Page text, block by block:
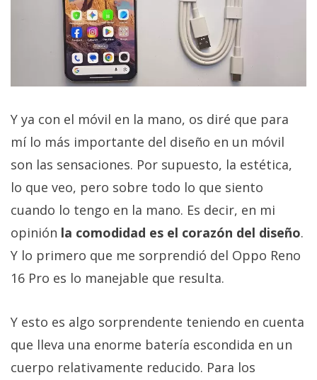
Y ya con el móvil en la mano, os diré que para
mí lo más importante del diseño en un móvil
son las sensaciones. Por supuesto, la estética,
lo que veo, pero sobre todo lo que siento
cuando lo tengo en la mano. Es decir, en mi
opinión la comodidad es el corazón del diseño.
Y lo primero que me sorprendió del Oppo Reno
16 Pro es lo manejable que resulta.
Y esto es algo sorprendente teniendo en cuenta
que lleva una enorme batería escondida en un
cuerpo relativamente reducido. Para los